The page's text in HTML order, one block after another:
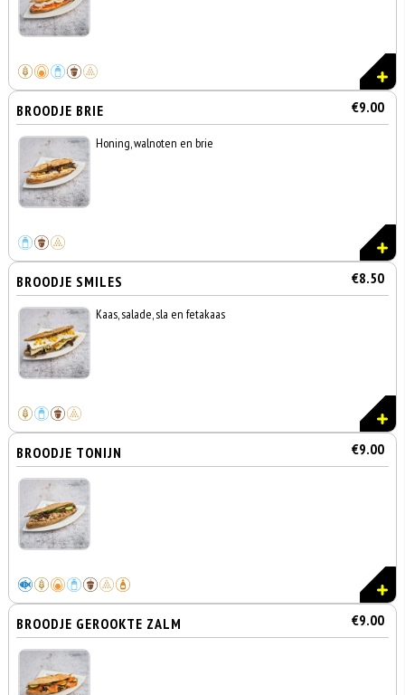
BROODJE BRIE €9.00
Honing, walnoten en brie
BROODJE SMILES €8.50
Kaas, salade, sla en fetakaas
BROODJE TONIJN €9.00
BROODJE GEROOKTE ZALM €9.00